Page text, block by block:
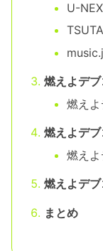
U-
燃えよデ
燃え
燃えよデ
燃え
燃えよデ
まとめ